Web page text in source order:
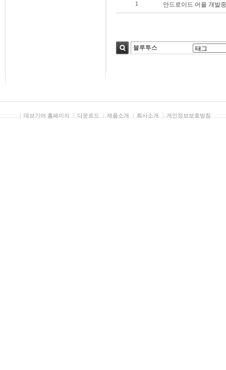
1 안드로이드 어플 개발
데브기어 홈페이지 다운로드 제품소개 회사소개 개인정보보호방침